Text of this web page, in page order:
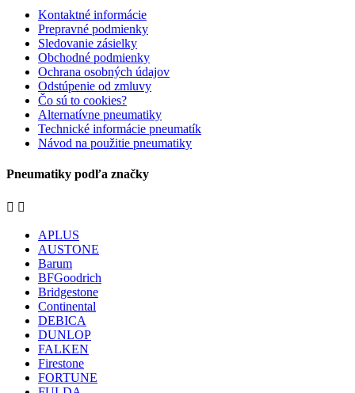
Kontaktné informácie
Prepravné podmienky
Sledovanie zásielky
Obchodné podmienky
Ochrana osobných údajov
Odstúpenie od zmluvy
Čo sú to cookies?
Alternatívne pneumatiky
Technické informácie pneumatík
Návod na použitie pneumatiky
Pneumatiky podľa značky
 
APLUS
AUSTONE
Barum
BFGoodrich
Bridgestone
Continental
DEBICA
DUNLOP
FALKEN
Firestone
FORTUNE